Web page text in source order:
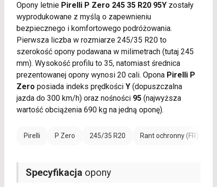
Opony letnie Pirelli P Zero 245 35 R20 95Yzostały
wyprodukowane z myślą o zapewnieniu
bezpiecznego i komfortowego podróżowania.
Pierwsza liczba w rozmiarze 245/35 R20 to
szerokość opony podawana w milimetrach (tutaj 245
mm). Wysokość profilu to 35, natomiast średnica
prezentowanej opony wynosi 20 cali. Opona Pirelli P
Zero posiada indeks prędkości Y(dopuszczalna
jazda do 300 km/h) oraz nośności 95(najwyższa
wartość obciążenia 690 kg na jedną oponę).
Pirelli P Zero 245/35 R20 Rant ochronny (FR)
Specyfikacja opony